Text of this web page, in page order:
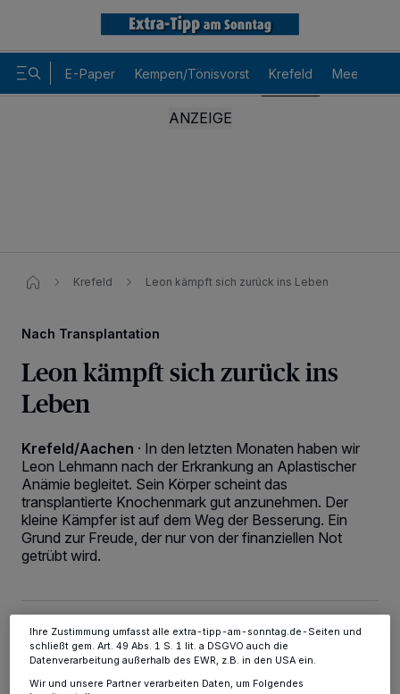
E-Paper Kempen/Tönisvorst Krefeld Meerbusch
Krefeld Leon kämpft sich zurück ins Leben
Nach Transplantation
Leon kämpft sich zurück ins
Leben
Krefeld/Aachen · In den letzten Monaten haben wir
Leon Lehmann nach der Erkrankung an Aplastischer
Anämie begleitet. Sein Körper scheint das
transplantierte Knochenmark gut anzunehmen. Der
kleine Kämpfer ist auf dem Weg der Besserung. Ein
Grund zur Freude, der nur von der finanziellen Not
getrübt wird.
31.03.2019 , 09:54 Uhr 2 Minuten Lesezeit
Wir und unsere 218-Partner speichern und greifen auf
personenbezogene Daten wie Browserdaten oder eindeutige
Kennungen auf Ihrem Gerät zu. Durch Auswahl von OK aktivieren Sie
Tracking-Technologien für die unter „Wir und unsere Partner
verarbeiten Daten, um Ihnen Dienste bereitzustellen“ aufgeführten
Zwecke. Wenn Tracker deaktiviert sind, sind manche Inhalte und
Anzeigen möglicherweise nicht mehr so relevant für Sie. Sie können
dieses Menü jederzeit wieder aufrufen, um Ihre Einstellungen zu
Ihre Zustimmung umfasst alle extra-tipp-am-sonntag.de-Seiten und
schließt gem. Art. 49 Abs. 1 S. 1 lit. a DSGVO auch die
Datenverarbeitung außerhalb des EWR, z.B. in den USA ein.
Wir und unsere Partner verarbeiten Daten, um Folgendes